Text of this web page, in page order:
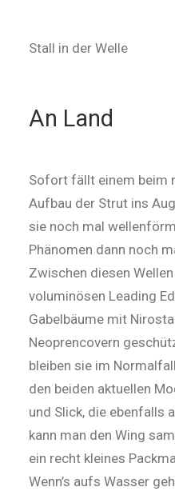
Stall in der Welle
An Land
Sofort fällt einem beim
Aufbau der Strut ins
sie noch mal
Phänomen dann noch
Zwischen diesen
voluminösen Leading
Gabelbäume mit
Neoprencovern
bleiben sie im
den beiden aktuellen
und Slick, die ebenfalls
kann man den Wing
ein recht kleines
Wenn’s aufs Wasser